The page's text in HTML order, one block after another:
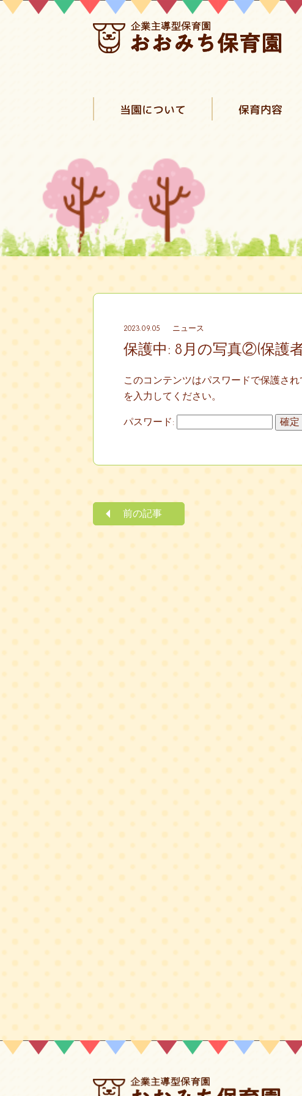
当園について 保育内容
2023.09.05 ニュース
保護中: 8月の写真②(保護
このコンテンツはパスワードで保護さ
を入力してください。
パスワード:
前の記事